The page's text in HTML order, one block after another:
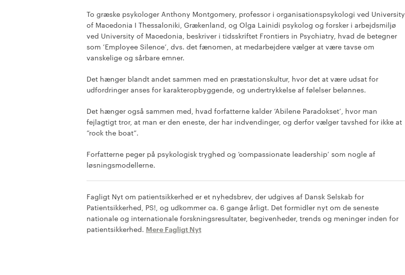
To græske psykologer Anthony Montgomery, professor i organisationspsykologi ved University
of Macedonia I Thessaloniki, Grækenland, og Olga Lainidi psykolog og forsker i arbejdsmiljø
ved University of Macedonia, beskriver i tidsskriftet Frontiers in Psychiatry, hvad de betegner
som ’Employee Silence’, dvs. det fænomen, at medarbejdere vælger at være tavse om
vanskelige og sårbare emner.
Det hænger blandt andet sammen med en præstationskultur, hvor det at være udsat for
udfordringer anses for karakteropbyggende, og undertrykkelse af følelser belønnes.
Det hænger også sammen med, hvad forfatterne kalder ’Abilene Paradokset’, hvor man
fejlagtigt tror, at man er den eneste, der har indvendinger, og derfor vælger tavshed for ikke at
”rock the boat”.
Forfatterne peger på psykologisk tryghed og ’compassionate leadership’ som nogle af
løsningsmodellerne.
Fagligt Nyt om patientsikkerhed er et nyhedsbrev, der udgives af Dansk Selskab for
Patientsikkerhed, PS!, og udkommer ca. 6 gange årligt. Det formidler nyt om de seneste
nationale og internationale forskningsresultater, begivenheder, trends og meninger inden for
patientsikkerhed. Mere Fagligt Nyt